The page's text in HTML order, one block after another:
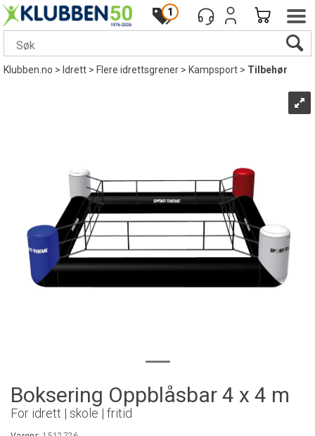
1
Klubben.no> Idrett>Flere idrettsgrener>Kampsport>Tilbehør
Boksering Oppblåsbar 4 x 4 m
For idrett | skole | fritid